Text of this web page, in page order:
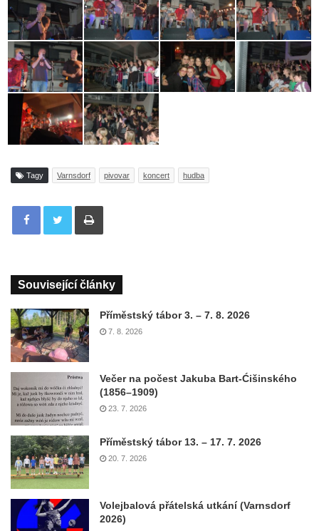
Tagy Varnsdorf pivovar koncert hudba
Tisknout
Související články
Příměstský tábor 3. – 7. 8. 2026
7. 8. 2026
Večer na počest Jakuba Bart-Ćišinského
(1856–1909)
23. 7. 2026
Příměstský tábor 13. – 17. 7. 2026
20. 7. 2026
Volejbalová přátelská utkání (Varnsdorf
2026)